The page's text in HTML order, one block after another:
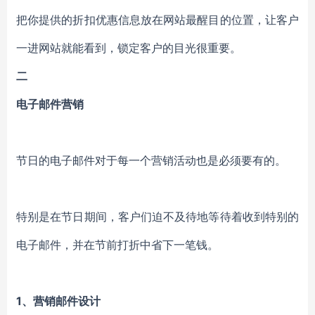
把你提供的折扣优惠信息放在网站最醒目的位置，让客户
一进网站就能看到，锁定客户的目光很重要。
二
电子邮件营销
节日的电子邮件对于每一个营销活动也是必须要有的。
特别是在节日期间，客户们迫不及待地等待着收到特别的
电子邮件，并在节前打折中省下一笔钱。
1、营销邮件设计